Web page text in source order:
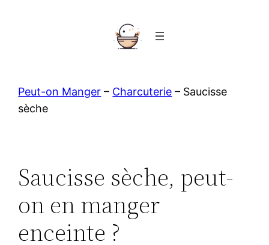
Peut-on Manger – Charcuterie – Saucisse
sèche
Saucisse sèche, peut-
on en manger
enceinte ?